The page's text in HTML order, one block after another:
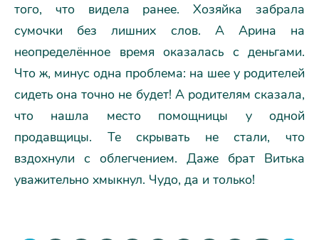
того, что видела ранее. Хозяйка забрала
сумочки без лишних слов. А Арина на
неопределённое время оказалась с деньгами.
Что ж, минус одна проблема: на шее у родителей
сидеть она точно не будет! А родителям сказала,
что нашла место помощницы у одной
продавщицы. Те скрывать не стали, что
вздохнули с облегчением. Даже брат Витька
уважительно хмыкнул. Чудо, да и только!